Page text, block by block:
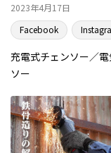
2023年4月17日
Facebook
充電式チェンソー／
ソー